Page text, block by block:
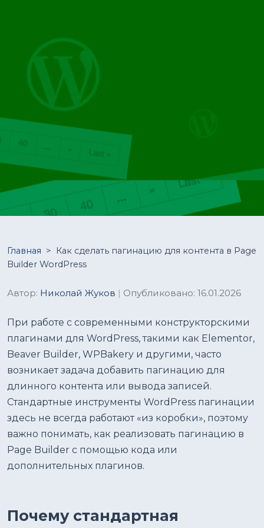
Главная >
Как сделать пагинацию для контента в Page
Builder WordPress
Автор: Николай Жуков | Опубликовано: 16.01.2026
При работе с современными конструкторскими
плагинами для WordPress, такими как Elementor,
Beaver Builder, WPBakery и другими, часто
возникает задача добавить пагинацию для
длинного контента или вывода записей.
Стандартные инструменты WordPress пагинации
здесь не всегда работают «из коробки», поэтому
важно понимать, как реализовать пагинацию в
Page Builder с помощью кода или
дополнительных плагинов.
Почему стандартная